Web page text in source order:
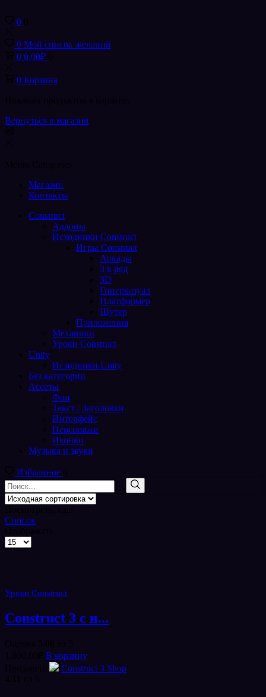
0
0 Мой список желаний
0 0.00₽
0 Корзина
Вернуться в магазин
Магазин
Контакты
Construct
Аддоны
Исходники Construct
Игры Construct
Аркады
3 в ряд
3D
Гиперказуал
Платформер
Шутер
Приложения
Механики
Уроки Construct
Unity
Исходники Unity
Без категории
Ассеты
Фон
Текст / Заголовки
Интерфейс
Персонажи
Иконки
Музыка и звуки
Избранное
Поиск
входа
Поиск
Список
Товаров
Уроки Construct
Construct 3 с н...
В корзину
Сonstruct 3 Shop